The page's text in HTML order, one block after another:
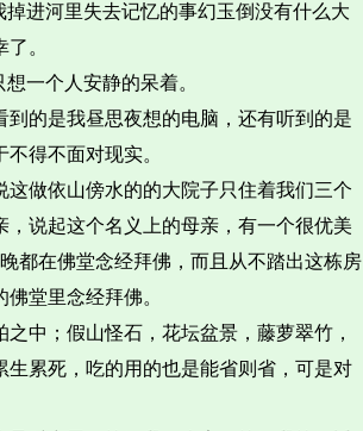
进河里失去记忆的事幻玉倒没有什么大
。
一个人安静的呆着。
的是我昼思夜想的电脑，还有听到的是
得不面对现实。
做依山傍水的的大院子只住着我们三个
说起这个名义上的母亲，有一个很优美
都在佛堂念经拜佛，而且从不踏出这栋房
堂里念经拜佛。
中；假山怪石，花坛盆景，藤萝翠竹，
累死，吃的用的也是能省则省，可是对